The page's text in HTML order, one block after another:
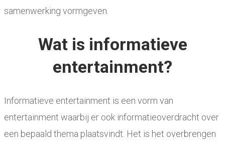
samenwerking vormgeven.
Wat is informatieve
entertainment?
Informatieve entertainment is een vorm van
entertainment waarbij er ook informatieoverdracht over
een bepaald thema plaatsvindt. Het is het overbrengen